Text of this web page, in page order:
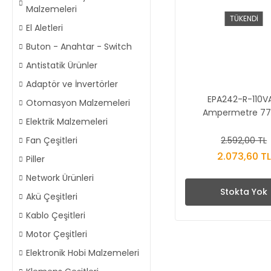
Malzemeleri
El Aletleri
Buton - Anahtar - Switch
Antistatik Ürünler
Adaptör ve İnvertörler
Otomasyon Malzemeleri
Elektrik Malzemeleri
Fan Çeşitleri
Piller
Network Ürünleri
Akü Çeşitleri
Kablo Çeşitleri
Motor Çeşitleri
Elektronik Hobi Malzemeleri
TÜKENDİ
EPA242-R-
Ampermetre
2.592,00 TL
2.073,60 TL
Stokta Yok